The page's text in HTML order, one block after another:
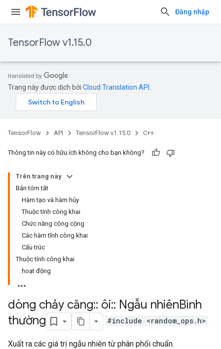
Đăng nhập
TensorFlow v1.15.0
Trang này được dịch bởi Cloud Translation API
TensorFlow API TensorFlow v1.15.0 C++
Thông tin này có hữu ích không cho bạn không?
Trên trang này
Bản tóm tắt
Hàm tạo và hàm hủy
Thuộc tính công khai
Chức năng công cộng
Các hàm tĩnh công khai
Cấu trúc
Thuộc tính công khai
hoạt động
dòng chảy căng:: ôi:: Ngẫu nhiênBình
thường
#include <random_ops.h>
Xuất ra các giá trị ngẫu nhiên từ phân phối chuẩn.